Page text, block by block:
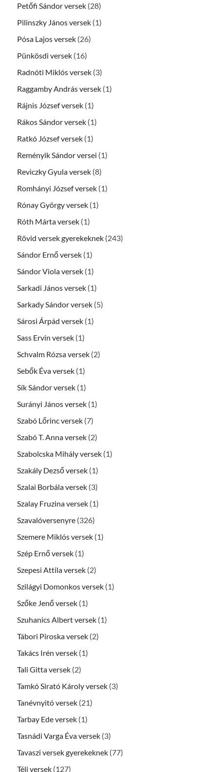
Petőfi Sándor versek (28)
Pilinszky János versek (1)
Pósa Lajos versek (26)
Pünkösdi versek (16)
Radnóti Miklós versek (3)
Raggamby András versek (1)
Rájnis József versek (1)
Rákos Sándor versek (1)
Ratkó József versek (1)
Reményik Sándor versei (1)
Reviczky Gyula versek (8)
Romhányi József versek (1)
Rónay György versek (1)
Róth Márta versek (1)
Rövid versek gyerekeknek (243)
Sándor Ernő versek (1)
Sándor Viola versek (1)
Sarkadi János versek (1)
Sarkady Sándor versek (5)
Sárosi Árpád versek (1)
Sass Ervin versek (1)
Schvalm Rózsa versek (2)
Sebők Éva versek (1)
Sík Sándor versek (1)
Surányi János versek (1)
Szabó Lőrinc versek (7)
Szabó T. Anna versek (2)
Szabolcska Mihály versek (1)
Szakály Dezső versek (1)
Szalai Borbála versek (3)
Szalay Fruzina versek (1)
Szavalóversenyre (326)
Szemere Miklós versek (1)
Szép Ernő versek (1)
Szepesi Attila versek (2)
Szilágyi Domonkos versek (1)
Szőke Jenő versek (1)
Szuhanics Albert versek (1)
Tábori Piroska versek (2)
Takács Irén versek (1)
Tali Gitta versek (2)
Tamkó Sirató Károly versek (3)
Tanévnyitó versek (21)
Tarbay Ede versek (1)
Tasnádi Varga Éva versek (3)
Tavaszi versek gyerekeknek (77)
Téli versek (127)